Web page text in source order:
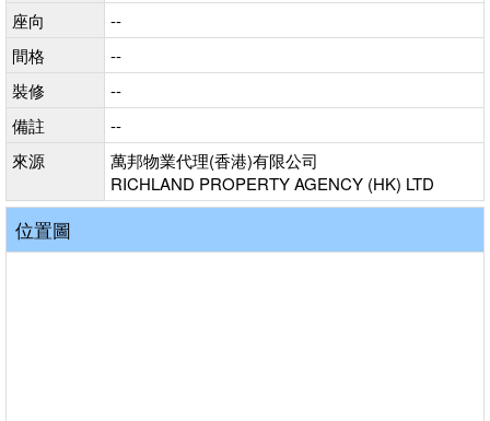
座向
--
間格
--
裝修
--
備註
--
來源
萬邦物業代理(香港)有限公司
RICHLAND PROPERTY AGENCY (HK) LTD
位置圖